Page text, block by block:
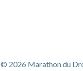
© 2026 Marathon du